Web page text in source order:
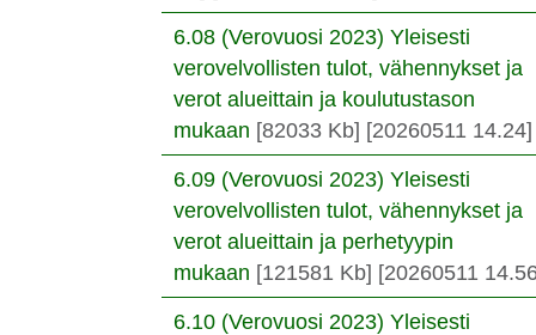
6.08 (Verovuosi 2023) Yleisesti
verovelvollisten tulot, vähennykset ja
verot alueittain ja koulutustason
mukaan [82033 Kb] [20260511 14.24]
6.09 (Verovuosi 2023) Yleisesti
verovelvollisten tulot, vähennykset ja
verot alueittain ja perhetyypin
mukaan [121581 Kb] [20260511
6.10 (Verovuosi 2023) Yleisesti